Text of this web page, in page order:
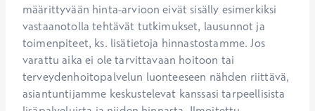
määrittyvään hinta-arvioon eivät sisälly esimerkiksi
vastaanotolla tehtävät tutkimukset, lausunnot ja
toimenpiteet, ks. lisätietoja hinnastostamme. Jos
varattu aika ei ole tarvittavaan hoitoon tai
terveydenhoitopalvelun luonteeseen nähden riittävä,
asiantuntijamme keskustelevat kanssasi tarpeellisista